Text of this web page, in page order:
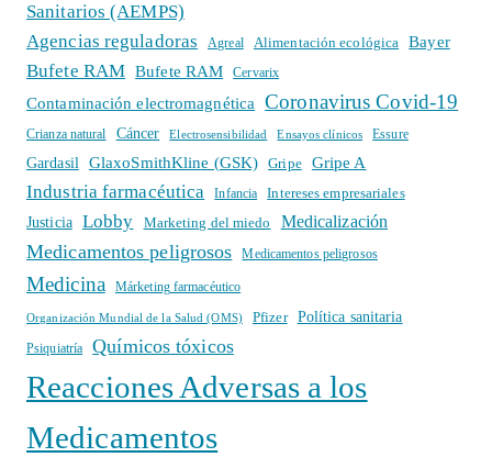
Sanitarios (AEMPS)
Agencias reguladoras
Agreal Alimentación ecológica Bayer
Bufete RAM Bufete RAM Cervarix
Contaminación electromagnética Coronavirus Covid-19
Crianza natural Cáncer Electrosensibilidad Ensayos clínicos Essure
Gardasil GlaxoSmithKline (GSK) Gripe Gripe A
Industria farmacéutica Infancia
Intereses empresariales
Justicia
Lobby Marketing del miedo Medicalización
Medicamentos peligrosos Medicamentos peligrosos
Medicina Márketing farmacéutico
Organización Mundial de la Salud (OMS) Pfizer Política sanitaria
Psiquiatría Químicos tóxicos
Reacciones Adversas a los
Medicamentos